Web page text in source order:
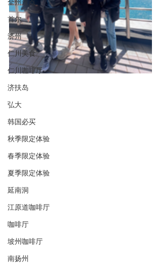
全州景点
首尔
济州
仁川美食
仁川咖啡厅
济扶岛
弘大
韩国必买
秋季限定体验
春季限定体验
夏季限定体验
延南洞
江原道咖啡厅
咖啡厅
坡州咖啡厅
南扬州